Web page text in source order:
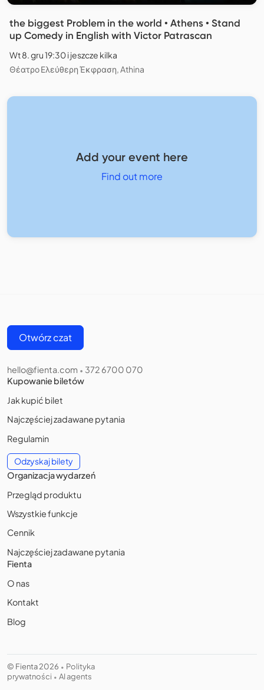
the biggest Problem in the world • Athens • Stand
up Comedy in English with Victor Patrascan
Wt 8. gru 19:30 i jeszcze kilka
Θέατρο Ελεύθερη Έκφραση, Athina
Add your event here
Find out more
Otwórz czat
hello@fienta.com • 372 6700 070
Kupowanie biletów
Jak kupić bilet
Najczęściej zadawane pytania
Regulamin
Odzyskaj bilety
Organizacja wydarzeń
Przegląd produktu
Wszystkie funkcje
Cennik
Najczęściej zadawane pytania
Fienta
O nas
Kontakt
Blog
© Fienta 2026 • Polityka
prywatności • AI agents